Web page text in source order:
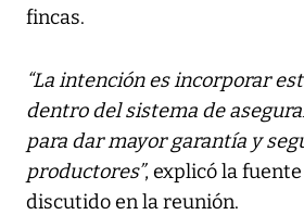
fincas.
“La intención es incorporar
dentro del sistema de
para dar mayor garantía y
productores”, explicó la
discutido en la reunión.